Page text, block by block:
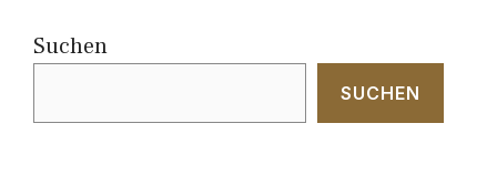
Suchen
SUCHEN